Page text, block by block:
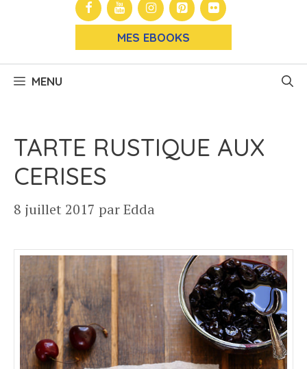
MES EBOOKS
MENU
TARTE RUSTIQUE AUX
CERISES
8 juillet 2017 parEdda